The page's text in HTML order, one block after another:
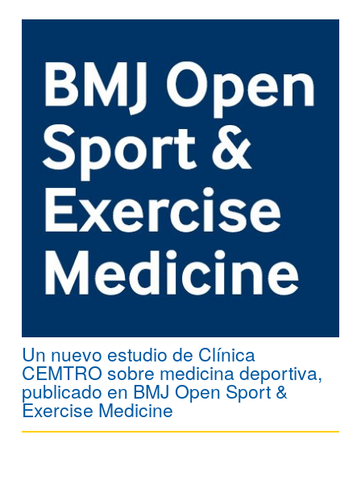
Un nuevo estudio de Clínica
CEMTRO sobre medicina deportiva,
publicado en BMJ Open Sport &
Exercise Medicine